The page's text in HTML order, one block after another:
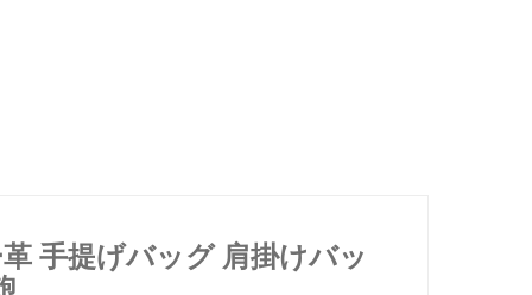
手提げバッグ 肩掛けバッ